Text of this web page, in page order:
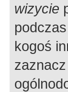
wizycie
kogoś